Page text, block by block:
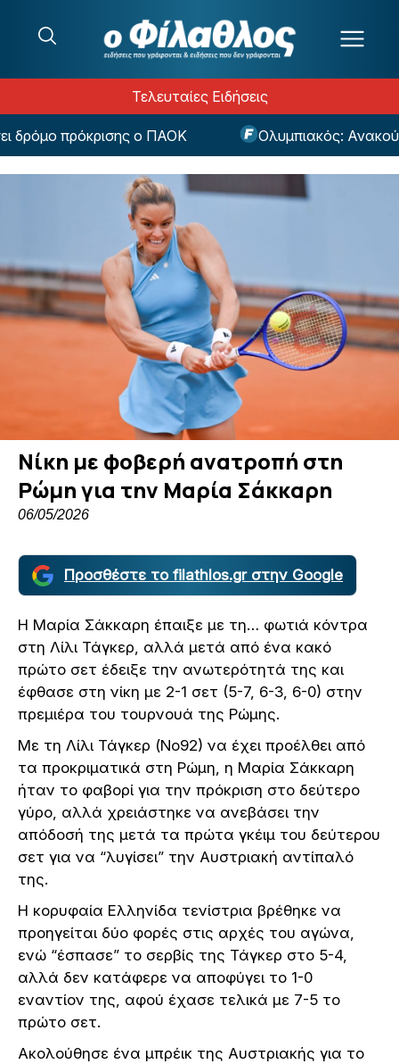
Τελευταίες Ειδήσεις
πρόκρισης ο ΠΑΟΚ Ολυμπιακός:
Νίκη με φοβερή ανατροπή στη
Ρώμη για την Μαρία Σάκκαρη
06/05/2026
Προσθέστε το filathlos.gr στην Google
Η Μαρία Σάκκαρη έπαιξε με τη… φωτιά κόντρα
στη Λίλι Τάγκερ, αλλά μετά από ένα κακό
πρώτο σετ έδειξε την ανωτερότητά της και
έφθασε στη νίκη με 2-1 σετ (5-7, 6-3, 6-0) στην
πρεμιέρα του τουρνουά της Ρώμης.
Με τη Λίλι Τάγκερ (Νο92) να έχει προέλθει από
τα προκριματικά στη Ρώμη, η Μαρία Σάκκαρη
ήταν το φαβορί για την πρόκριση στο δεύτερο
γύρο, αλλά χρειάστηκε να ανεβάσει την
απόδοσή της μετά τα πρώτα γκέιμ του δεύτερου
σετ για να “λυγίσει” την Αυστριακή αντίπαλό
της.
Η κορυφαία Ελληνίδα τενίστρια βρέθηκε να
προηγείται δύο φορές στις αρχές του αγώνα,
ενώ “έσπασε” το σερβίς της Τάγκερ στο 5-4,
αλλά δεν κατάφερε να αποφύγει το 1-0
εναντίον της, αφού έχασε τελικά με 7-5 το
πρώτο σετ.
Ακολούθησε ένα μπρέικ της Αυστριακής για το